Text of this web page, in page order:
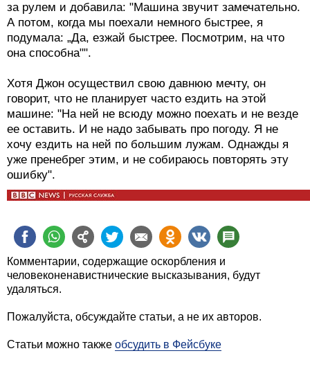
за рулем и добавила: "Машина звучит замечательно.
А потом, когда мы поехали немного быстрее, я
подумала: „Да, езжай быстрее. Посмотрим, на что
она способна"".
Хотя Джон осуществил свою давнюю мечту, он
говорит, что не планирует часто ездить на этой
машине: "На ней не всюду можно поехать и не везде
ее оставить. И не надо забывать про погоду. Я не
хочу ездить на ней по большим лужам. Однажды я
уже пренебрег этим, и не собираюсь повторять эту
ошибку".
Комментарии, содержащие оскорбления и
человеконенавистнические высказывания, будут
удаляться.
Пожалуйста, обсуждайте статьи, а не их авторов.
Статьи можно также обсудить в Фейсбуке